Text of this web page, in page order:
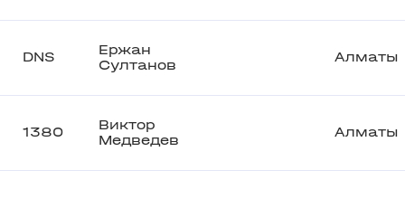
DNS
Ержан
Султанов
Алматы
1380
Виктор
Медведев
Алматы